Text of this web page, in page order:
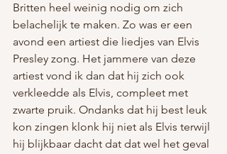
Britten heel weinig nodig om zich
belachelijk te maken. Zo was er een
avond een artiest die liedjes van Elvis
Presley zong. Het jammere van deze
artiest vond ik dan dat hij zich ook
verkleedde als Elvis, compleet met
zwarte pruik. Ondanks dat hij best leuk
kon zingen klonk hij niet als Elvis terwijl
hij blijkbaar dacht dat dat wel het geval